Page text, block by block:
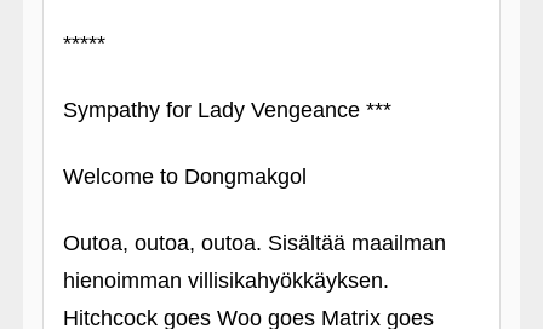
*****
Sympathy for Lady Vengeance ***
Welcome to Dongmakgol
Outoa, outoa, outoa. Sisältää maailman
hienoimman villisikahyökkäyksen.
Hitchcock goes Woo goes Matrix goes